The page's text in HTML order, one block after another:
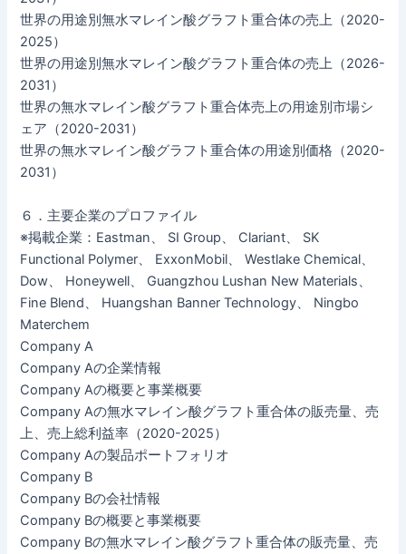
世界の用途別無水マレイン酸グラフト重合体の売上（2020-
2025）
世界の用途別無水マレイン酸グラフト重合体の売上（2026-
2031）
世界の無水マレイン酸グラフト重合体売上の用途別市場シ
ェア（2020-2031）
世界の無水マレイン酸グラフト重合体の用途別価格（2020-
2031）
６．主要企業のプロファイル
※掲載企業：Eastman、 SI Group、 Clariant、 SK
Functional Polymer、 ExxonMobil、 Westlake Chemical、
Dow、 Honeywell、 Guangzhou Lushan New Materials、
Fine Blend、 Huangshan Banner Technology、 Ningbo
Materchem
Company A
Company Aの企業情報
Company Aの概要と事業概要
Company Aの無水マレイン酸グラフト重合体の販売量、売
上、売上総利益率（2020-2025）
Company Aの製品ポートフォリオ
Company B
Company Bの会社情報
Company Bの概要と事業概要
Company Bの無水マレイン酸グラフト重合体の販売量、売